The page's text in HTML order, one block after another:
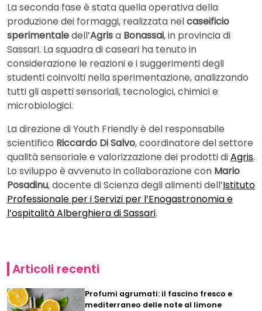
La seconda fase è stata quella operativa della
produzione dei formaggi, realizzata nelcaseificio
sperimentaledell’Agrisa Bonassai, in provincia di
Sassari. La squadra di caseari ha tenuto in
considerazione le reazioni e i suggerimenti degli
studenti coinvolti nella sperimentazione, analizzando
tutti gli aspetti sensoriali, tecnologici, chimici e
microbiologici.
La direzione di Youth Friendly è del responsabile
scientifico Riccardo Di Salvo, coordinatore del settore
qualità sensoriale e valorizzazione dei prodotti diAgris.
Lo sviluppo è avvenuto in collaborazione con Mario
Posadinu, docente di Scienza degli alimenti dell’Istituto
Professionale per i Servizi per l’Enogastronomia e
l’ospitalità Alberghiera di Sassari.
Articoli recenti
Profumi agrumati: il fascino fresco e
mediterraneo delle note al limone